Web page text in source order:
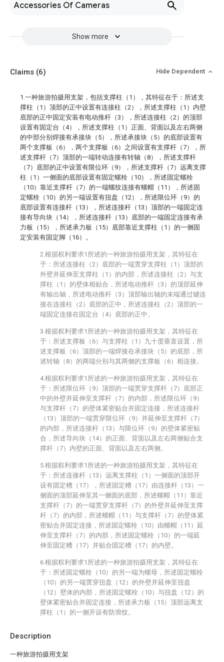
Accessories Of Cameras
Show more
Description
一种旅游拍摄用支架
Claims (6) Hide Dependent
1.一种旅游拍摄用支架，包括支撑柱（1），其特征在于：所述支
撑柱（1）顶部的正中设置有连接柱（2），所述支撑柱（1）内壁
底部的正中固定安装有电动推杆（3），所述连接柱（2）的顶部
设置有固定台（4），所述支撑柱（1）正面、背面以及左右两侧
的中部分别焊接有承接块（5），所述承接块（5）的底部设置有
两个支撑板（6），两个支撑板（6）之间设置有支撑杆（7），所
述支撑杆（7）顶部的一端转动连接有转轴（8），所述支撑杆
（7）底部的正中设置有限位环（9），所述支撑杆（7）远离支撑
柱（1）一侧面的底部设置有固定螺栓（10），所述固定螺栓
（10）靠近支撑杆（7）的一端螺纹连接有螺帽（11），所述固
定螺栓（10）的另一端设置有扭盘（12），所述限位环（9）的
底部设置有连接杆（13），所述连接杆（13）顶部的一端固定连
接有导向块（14），所述连接杆（13）底部的一端固定连接有承
力板（15），所述承力板（15）底部靠近支撑柱（1）的一侧固
定安装有固定脚（16）。
2.根据权利要求1所述的一种旅游拍摄用支架，其特征在
于：所述连接柱（2）底部的一端贯穿支撑柱（1）顶部的
外壁并延伸至支撑柱（1）的内部，所述连接柱（2）与支
撑柱（1）的壁体相贴合，所述电动推杆（3）的顶部延伸
有输出轴，所述电动推杆（3）顶部输出轴的末端通过键连
接在连接柱（2）底部的正中，所述连接柱（2）顶部的一
端固定连接在固定台（4）底部的正中。
3.根据权利要求1所述的一种旅游拍摄用支架，其特征在
于：所述支撑板（6）与支撑柱（1）九十度垂直设置，所
述支撑板（6）顶部的一端焊接在承接块（5）的底部，所
述转轴（8）的两端分别与其两侧的支撑板（6）相连接。
4.根据权利要求1所述的一种旅游拍摄用支架，其特征在
于：所述限位环（9）顶部的一端贯穿支撑杆（7）底部正
中的外壁并延伸至支撑杆（7）的内部，所述限位环（9）
与支撑杆（7）的壁体紧密贴合并固定连接，所述连接杆
（13）顶部的一端贯穿限位环（9）并延伸至支撑杆（7）
的内部，所述连接杆（13）与限位环（9）的壁体紧密贴
合，所述导向块（14）的正面、背面以及左右两侧贴合支
撑杆（7）内壁的正面、背面以及左右两侧。
5.根据权利要求1所述的一种旅游拍摄用支架，其特征在
于：所述连接杆（13）远离支撑柱（1）一侧面的顶部开
设有固定槽（17），所述固定槽（17）由连接杆（13）一
侧面的顶部延伸至其一侧面的底部，所述螺帽（11）靠近
支撑杆（7）的一端贯穿支撑杆（7）的外壁并延伸至支撑
杆（7）的内部，所述螺帽（11）与支撑杆（7）的壁体紧
密贴合并固定连接，所述固定螺栓（10）由螺帽（11）延
伸至支撑杆（7）的内部，所述固定螺栓（10）的一端延
伸至固定槽（17）并贴合固定槽（17）的内壁。
6.根据权利要求1所述的一种旅游拍摄用支架，其特征在
于：所述固定螺栓（10）的另一端为螺母，所述固定螺栓
（10）的另一端贯穿扭盘（12）的外壁并延伸至扭盘
（12）壁体的内部，所述固定螺栓（10）与扭盘（12）的
壁体紧密贴合并固定连接，所述承力板（15）顶部远离支
撑柱（1）的一侧开设有防滑纹。